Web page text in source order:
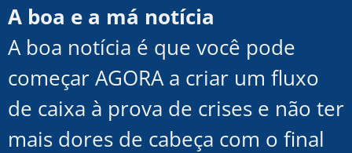
A boa e a má notícia
A boa notícia é que você pode
começar AGORA a criar um fluxo
de caixa à prova de crises e não ter
mais dores de cabeça com o final